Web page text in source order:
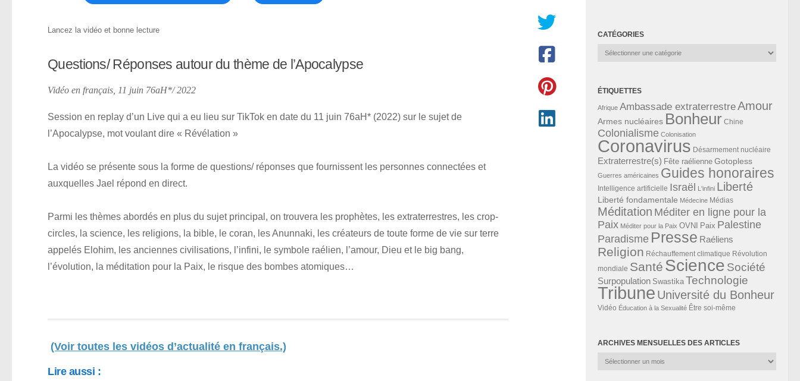
Lancez la vidéo et bonne lecture
Questions/ Réponses autour du thème de l’Apocalypse
Vidéo en français, 11 juin 76aH*/ 2022
Session en replay d’un Live qui a eu lieu sur TikTok en date du 11 juin 76aH* (2022) sur le sujet de
l’Apocalypse, mot voulant dire « Révélation »
La vidéo se présente sous la forme de questions/ réponses que fournissent les personnes connectées et
auxquelles Jael répond en direct.
Parmi les thèmes abordés en plus du sujet principal, on trouvera les prophètes, les extraterrestres, les crop-
circles, la science, les religions, la bible, le coran, les Anunnaki, les créateurs de toute forme de vie sur terre
appelés Elohim, les anciennes civilisations, l’infini, le symbole raélien, l’amour, Dieu et le big bang,
l’évolution, la méditation pour la Paix, le risque des bombes atomiques…
(Voir toutes les vidéos d’actualité en français.)
Lire aussi :
CATÉGORIES
Catégories
ÉTIQUETTES
Afrique Ambassade extraterrestreAmour
Armes nucléaires Bonheur Chine
Colonialisme Colonisation
Coronavirus Désarmement nucléaire
Extraterrestre(s) Fête raélienne Gotopless
Guerres américaines Guides honoraires
Intelligence artificielle Israël L'infini Liberté
Liberté fondamentale Médecine Médias
Méditation Méditer en ligne pour la
Paix Méditer pour la Paix OVNI Paix Palestine
Paradisme Presse Raéliens
Religion Réchauffement climatique Révolution
mondiale Santé Science Société
Surpopulation Swastika Technologie
Tribune Université du Bonheur
Vidéo Éducation à la Sexualité Être soi-même
ARCHIVES MENSUELLES DES ARTICLES
Archives